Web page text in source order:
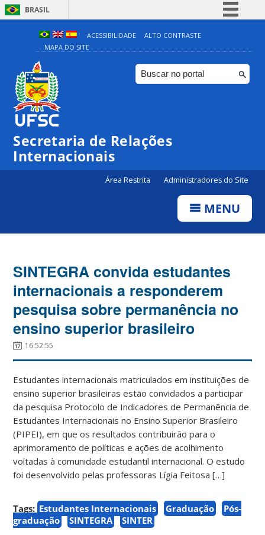
BRASIL
Simplifique!
Comunica BR
Participe
ACESSIBILIDADE
ALTO CONTRASTE
MAPA DO SITE
Secretaria de Relações
Internacionais
Área Restrita Administradores do Site
MENU
SINTEGRA convida estudantes
internacionais a responderem
pesquisa sobre permanência no
ensino superior brasileiro
16:52:55
Estudantes internacionais matriculados em instituições de
ensino superior brasileiras estão convidados a participar
da pesquisa Protocolo de Indicadores de Permanência de
Estudantes Internacionais no Ensino Superior Brasileiro
(PIPEI), em que os resultados contribuirão para o
aprimoramento de políticas e ações de acolhimento
voltadas à comunidade estudantil internacional. O estudo
foi desenvolvido pelas professoras Lígia Feitosa […]
Tags: Estudantes Internacionais Graduação
Pós-
graduação
SINTEGRA SINTER